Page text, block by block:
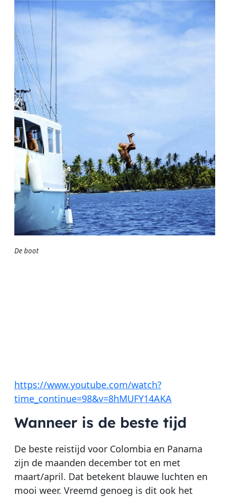
De boot
https://www.youtube.com/watch?
time_continue=98&v=8hMUFY14AKA
Wanneer is de beste tijd
De beste reistijd voor Colombia en Panama
zijn de maanden december tot en met
maart/april. Dat betekent blauwe luchten en
mooi weer. Vreemd genoeg is dit ook het